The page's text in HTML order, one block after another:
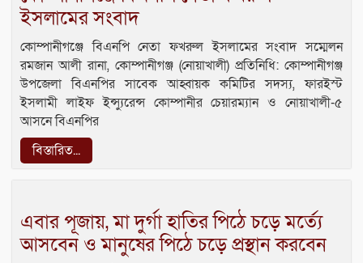
ইসলামের সংবাদ
কোম্পানীগঞ্জে বিএনপি নেতা ফখরুল ইসলামের সংবাদ সম্মেলন
রমজান আলী রানা, কোম্পানীগঞ্জ (নোয়াখালী) প্রতিনিধি: কোম্পানীগঞ্জ
উপজেলা বিএনপির সাবেক আহ্বায়ক কমিটির সদস্য, ফারইস্ট
ইসলামী লাইফ ইন্স্যুরেন্স কোম্পানীর চেয়ারম্যান ও নোয়াখালী-৫
আসনে বিএনপির
বিস্তারিত...
এবার পূজায়, মা দুর্গা হাতির পিঠে চড়ে মর্ত্যে
আসবেন ও মানুষের পিঠে চড়ে প্রস্থান করবেন